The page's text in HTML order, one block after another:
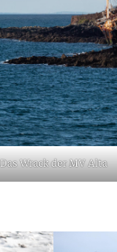
Das Wrack der MV Alta